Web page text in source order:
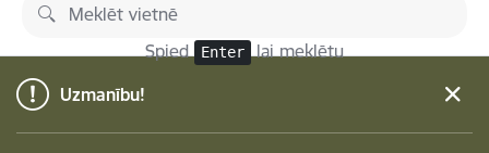
Pāriet uz lapas saturu
Spied Enter lai meklētu
Uzmanību!